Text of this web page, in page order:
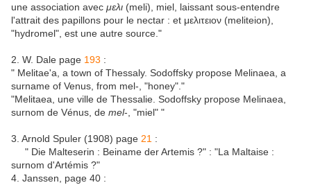
une association avec μελι (meli), miel, laissant sous-entendre
l'attrait des papillons pour le nectar : et μελιτειον (meliteion),
"hydromel", est une autre source."
2. W. Dale page 193 :
" Melitae'a, a town of Thessaly. Sodoffsky propose Melinaea, a
surname of Venus, from mel-, "honey"."
"Melitaea, une ville de Thessalie. Sodoffsky propose Melinaea,
surnom de Vénus, de mel-, "miel" "
3. Arnold Spuler (1908) page 21 :
" Die Malteserin : Beiname der Artemis ?" : "La Maltaise :
surnom d'Artémis ?"
4. Janssen, page 40 :